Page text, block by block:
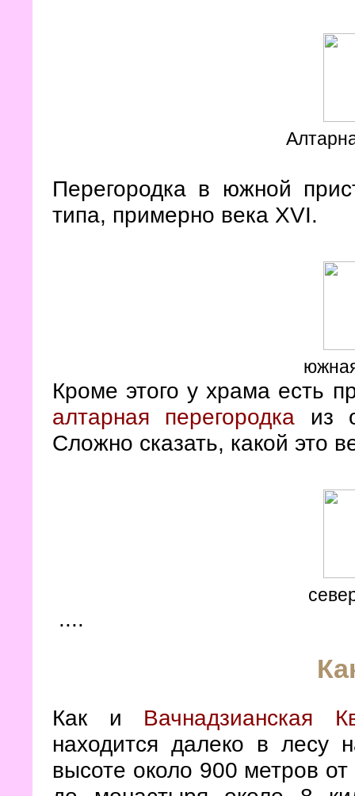
Перегородка в южной
типа, примерно века XVI.
Кроме этого у храма есть
алтарная перегородка из
Сложно сказать, какой это
....
Как и Вачнадзианская
находится далеко в лесу
высоте около 900 метров